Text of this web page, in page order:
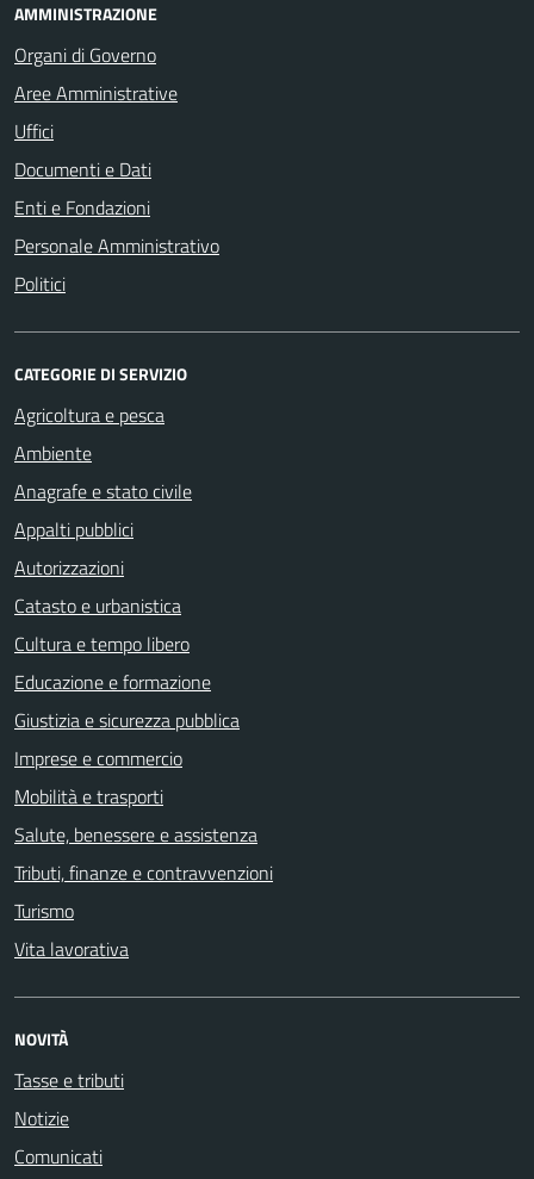
AMMINISTRAZIONE
Organi di Governo
Aree Amministrative
Uffici
Documenti e Dati
Enti e Fondazioni
Personale Amministrativo
Politici
CATEGORIE DI SERVIZIO
Agricoltura e pesca
Ambiente
Anagrafe e stato civile
Appalti pubblici
Autorizzazioni
Catasto e urbanistica
Cultura e tempo libero
Educazione e formazione
Giustizia e sicurezza pubblica
Imprese e commercio
Mobilità e trasporti
Salute, benessere e assistenza
Tributi, finanze e contravvenzioni
Turismo
Vita lavorativa
NOVITÀ
Tasse e tributi
Notizie
Comunicati